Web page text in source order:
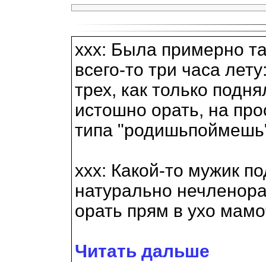
xxx: Была примерно
всего-то три часа
трех, как только
истошно орать, на
типа
xxx: Какой-то мужик
натурально
орать прям в ухо
Читать дальше